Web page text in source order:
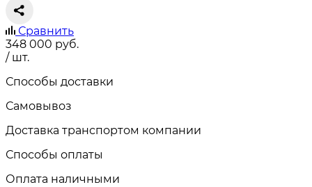
Сравнить
348 000 руб.
/ шт.
Способы доставки
Самовывоз
Доставка транспортом компании
Способы оплаты
Оплата наличными